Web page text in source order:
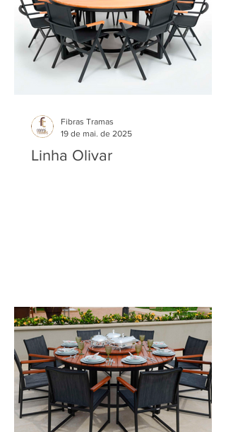
Linha Olivar
Fibras Tramas
19 de mai. de 2025